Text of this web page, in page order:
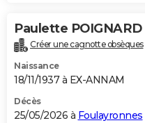
Carte de Noël
Carte Bonne année
Carte Saint-Valentin
Carte Pâques
Carte d'anniversaire
DICTIONNAIRE
Dictionnaire
Biographies
Citations
Expressions
Proverbes
PROGRAMME TV
S'inscrire
Se connecter
Lycées
Collèges
Primaires
Universités
Entreprises
Service militaire
Avis de recherche
Paulette POIGNARD
Créer une cagnotte obsèques
Naissance
18/11/1937 à EX-ANNAM
Décès
25/05/2026 à Foulayronnes